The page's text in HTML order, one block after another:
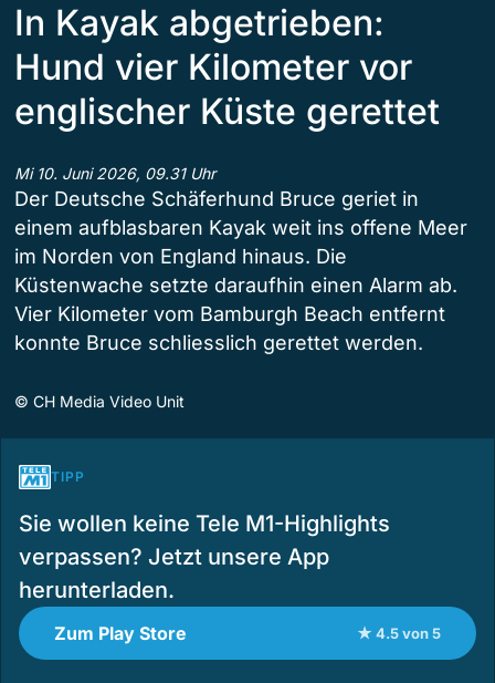
In Kayak abgetrieben:
Hund vier Kilometer vor
englischer Küste gerettet
Mi 10. Juni 2026, 09.31 Uhr
Der Deutsche Schäferhund Bruce geriet in
einem aufblasbaren Kayak weit ins offene Meer
im Norden von England hinaus. Die
Küstenwache setzte daraufhin einen Alarm ab.
Vier Kilometer vom Bamburgh Beach entfernt
konnte Bruce schliesslich gerettet werden.
© CH Media Video Unit
TIPP
Sie wollen keine Tele M1-Highlights
verpassen? Jetzt unsere App
herunterladen.
Zum Play Store ★ 4.5 von 5